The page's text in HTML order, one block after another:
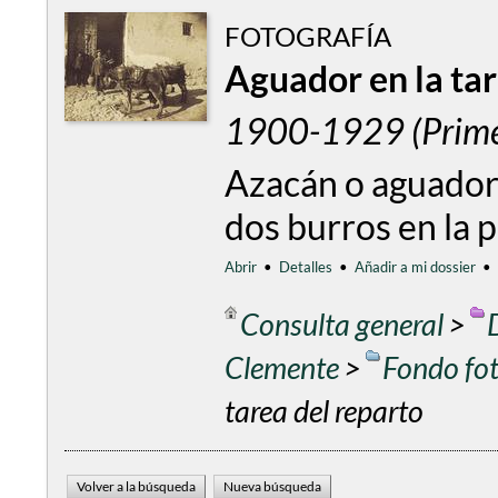
FOTOGRAFÍA
Aguador en la
1900-1929
Azacán o
dos burros en la
Abrir • Detalles • Añadir a mi dossier •
Consulta general>
Clemente>
Fondo
tarea del reparto